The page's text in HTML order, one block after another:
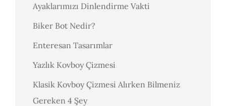
Ayaklarımızı Dinlendirme Vakti
Biker Bot Nedir?
Enteresan Tasarımlar
Yazlık Kovboy Çizmesi
Klasik Kovboy Çizmesi Alırken Bilmeniz
Gereken 4 Şey